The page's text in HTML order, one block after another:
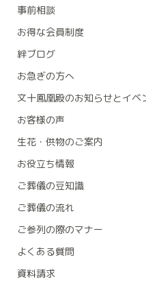
事前相談
お得な会員制度
絆ブログ
お急ぎの方へ
文十鳳凰殿のお知らせとイベ
お客様の声
生花・供物のご案内
お役立ち情報
ご葬儀の豆知識
ご葬儀の流れ
ご参列の際のマナー
よくある質問
資料請求